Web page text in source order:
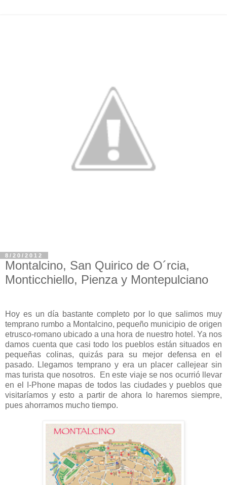
8/20/2012
Montalcino, San Quirico de O´rcia,
Monticchiello, Pienza y Montepulciano
Hoy es un día bastante completo por lo que salimos muy
temprano rumbo a Montalcino, pequeño municipio de origen
etrusco-romano ubicado a una hora de nuestro hotel. Ya nos
damos cuenta que casi todo los pueblos están situados en
pequeñas colinas, quizás para su mejor defensa en el
pasado. Llegamos temprano y era un placer callejear sin
mas turista que nosotros. En este viaje se nos ocurrió llevar
en el I-Phone mapas de todos las ciudades y pueblos que
visitaríamos y esto a partir de ahora lo haremos siempre,
pues ahorramos mucho tiempo.